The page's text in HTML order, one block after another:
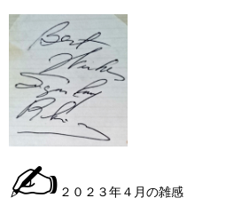
✍ ２０２３年４月の雑感